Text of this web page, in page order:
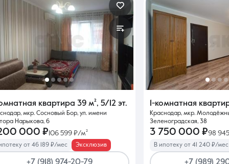
Контакты
8 (861) 297-00-00
квартира 39 м², 5/12 эт.
мкр. Сосновый Бор, ул. имени
Нарыкова, 6
000 ₽ 106 599 ₽/м²
от 46 189 ₽/мес Эксклюзив
1-комнатная
Краснодар, мкр.
Зеленоградская, 38
3 750 000 ₽98
В ипотеку от 41 240 ₽/мес